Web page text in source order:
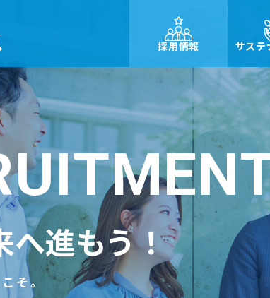
採用情報 サステ
へ進もう！
そ。